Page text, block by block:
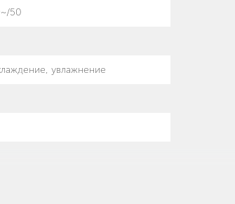
50
увлажнение